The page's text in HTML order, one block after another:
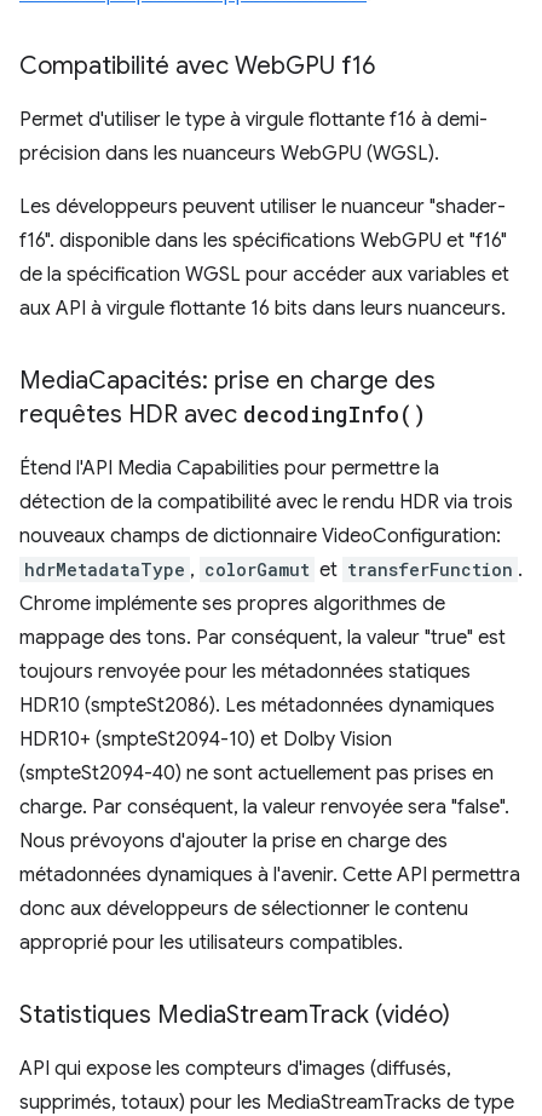
Compatibilité avec WebGPU f16
Permet d'utiliser le type à virgule flottante f16 à demi-
précision dans les nuanceurs WebGPU (WGSL).
Les développeurs peuvent utiliser le nuanceur "shader-
f16". disponible dans les spécifications WebGPU et "f16"
de la spécification WGSL pour accéder aux variables et
aux API à virgule flottante 16 bits dans leurs nuanceurs.
MediaCapacités: prise en charge des
requêtes HDR avec decodingInfo( )
Étend l'API Media Capabilities pour permettre la
détection de la compatibilité avec le rendu HDR via trois
nouveaux champs de dictionnaire VideoConfiguration:
hdrMetadataType , colorGamut et transferFunction .
Chrome implémente ses propres algorithmes de
mappage des tons. Par conséquent, la valeur "true" est
toujours renvoyée pour les métadonnées statiques
HDR10 (smpteSt2086). Les métadonnées dynamiques
HDR10+ (smpteSt2094-10) et Dolby Vision
(smpteSt2094-40) ne sont actuellement pas prises en
charge. Par conséquent, la valeur renvoyée sera "false".
Nous prévoyons d'ajouter la prise en charge des
métadonnées dynamiques à l'avenir. Cette API permettra
donc aux développeurs de sélectionner le contenu
approprié pour les utilisateurs compatibles.
Statistiques MediaStreamTrack (vidéo)
API qui expose les compteurs d'images (diffusés,
supprimés, totaux) pour les MediaStreamTracks de type